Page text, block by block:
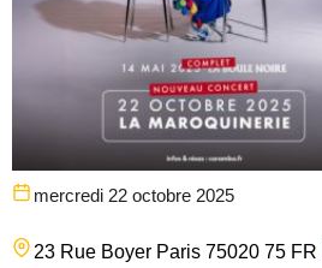
mercredi 22 octobre 2025
23 Rue Boyer Paris 75020 75 FR